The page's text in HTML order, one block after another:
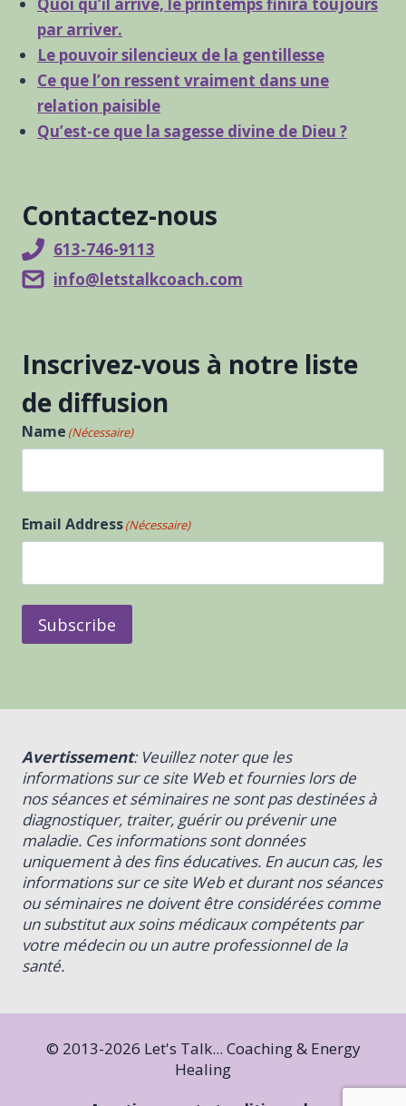
par arriver.
Le pouvoir silencieux de la gentillesse
Ce que l’on ressent vraiment dans une
relation paisible
Qu’est-ce que la sagesse divine de Dieu ?
Contactez-nous
613-746-9113
info@letstalkcoach.com
Inscrivez-vous à notre liste
de diffusion
Name (Nécessaire)
Email Address(Nécessaire)
Subscribe
Avertissement: Veuillez noter que les
informations sur ce site Web et fournies lors de
nos séances et séminaires ne sont pas destinées à
diagnostiquer, traiter, guérir ou prévenir une
maladie. Ces informations sont données
uniquement à des fins éducatives. En aucun cas, les
informations sur ce site Web et durant nos séances
ou séminaires ne doivent être considérées comme
un substitut aux soins médicaux compétents par
votre médecin ou un autre professionnel de la
santé.
© 2013-2026 Let's Talk... Coaching & Energy
Healing